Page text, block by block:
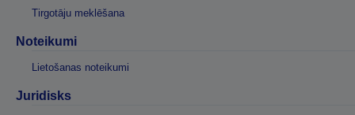
Tirgotāju meklēšana
Noteikumi
Lietošanas noteikumi
Juridisks